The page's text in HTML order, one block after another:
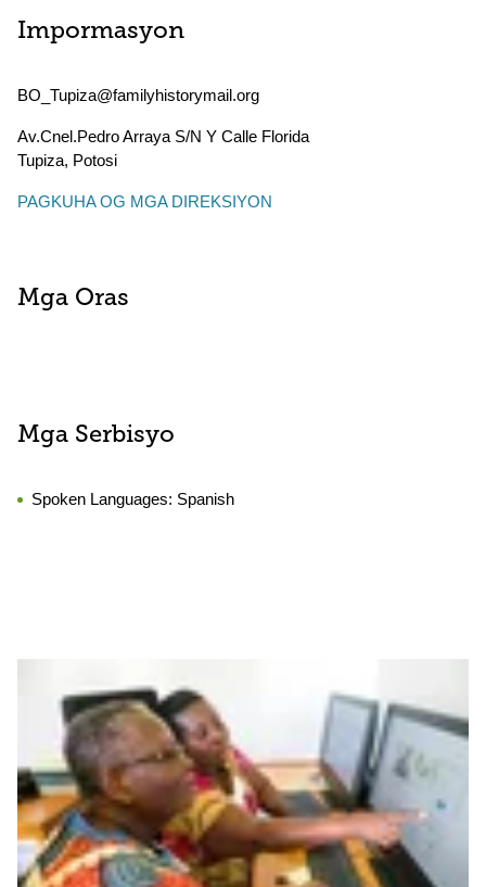
Impormasyon
BO_Tupiza@familyhistorymail.org
Av.Cnel.Pedro Arraya S/N Y Calle Florida
Tupiza, Potosi
PAGKUHA OG MGA DIREKSIYON
Mga Oras
Mga Serbisyo
Spoken Languages: Spanish